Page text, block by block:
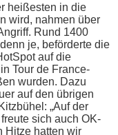
heißesten in die
wird, nahmen über
Rund 1400
je, beförderte die
auf die
Tour de France-
wurden. Dazu
auf den übrigen
„Auf der
sich auch OK-
Hitze hatten wir